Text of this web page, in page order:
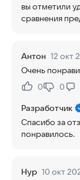
вы отметили
сравнения
Антон 12 окт
Очень
Нравится:
0Не 0
Разработчик
Спасибо за
понравилось.
Нур 10 окт